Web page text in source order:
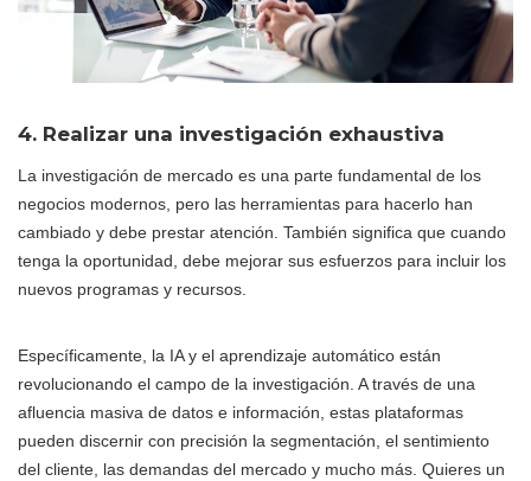
4. Realizar una investigación exhaustiva
La investigación de mercado es una parte fundamental de los
negocios modernos, pero las herramientas para hacerlo han
cambiado y debe prestar atención. También significa que cuando
tenga la oportunidad, debe mejorar sus esfuerzos para incluir los
nuevos programas y recursos.
Específicamente, la IA y el aprendizaje automático están
revolucionando el campo de la investigación. A través de una
afluencia masiva de datos e información, estas plataformas
pueden discernir con precisión la segmentación, el sentimiento
del cliente, las demandas del mercado y mucho más. Quieres un